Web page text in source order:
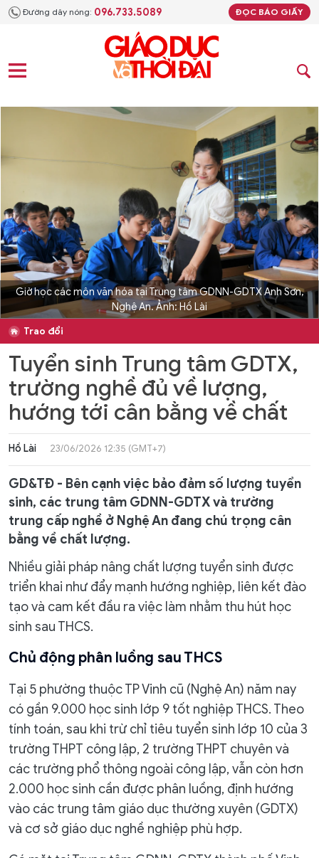
Đường dây nóng: 096.733.5089 ĐỌC BÁO GIẤY
Giờ học các môn văn hóa tại Trung tâm GDNN-GDTX Anh Sơn,
Nghệ An. Ảnh: Hồ Lài
Trao đổi
Tuyển sinh Trung tâm GDTX,
trường nghề đủ về lượng,
hướng tới cân bằng về chất
Hồ Lài 23/06/2026 12:35 (GMT+7)
GD&TĐ - Bên cạnh việc bảo đảm số lượng tuyển
sinh, các trung tâm GDNN-GDTX và trường
trung cấp nghề ở Nghệ An đang chú trọng cân
bằng về chất lượng.
Nhiều giải pháp nâng chất lượng tuyển sinh được
triển khai như đẩy mạnh hướng nghiệp, liên kết đào
tạo và cam kết đầu ra việc làm nhằm thu hút học
sinh sau THCS.
Chủ động phân luồng sau THCS
Tại 5 phường thuộc TP Vinh cũ (Nghệ An) năm nay
có gần 9.000 học sinh lớp 9 tốt nghiệp THCS. Theo
tính toán, sau khi trừ chỉ tiêu tuyển sinh lớp 10 của 3
trường THPT công lập, 2 trường THPT chuyên và
các trường phổ thông ngoài công lập, vẫn còn hơn
2.000 học sinh cần được phân luồng, định hướng
vào các trung tâm giáo dục thường xuyên (GDTX)
và cơ sở giáo dục nghề nghiệp phù hợp.